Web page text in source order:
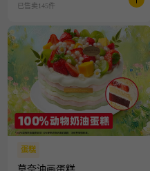
已售卖145件
蛋糕